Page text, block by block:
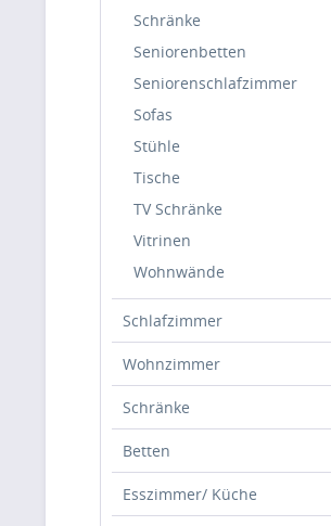
Schränke
Seniorenbetten
Seniorenschlafzimmer
Sofas
Stühle
Tische
TV Schränke
Vitrinen
Wohnwände
Schlafzimmer
Wohnzimmer
Schränke
Betten
Esszimmer/ Küche